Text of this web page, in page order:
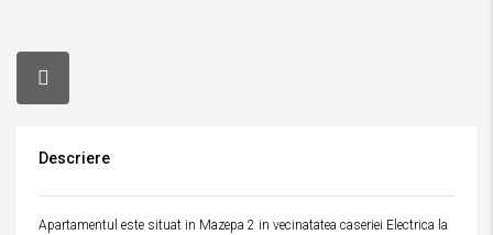
Descriere
Apartamentul este situat in Mazepa 2 in vecinatatea caseriei Electrica la